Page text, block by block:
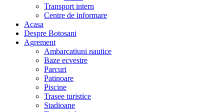
Transport intern
Centre de informare
Acasa
Despre Botosani
Agrement
Ambarcatiuni nautice
Baze ecvestre
Parcuri
Patinoare
Piscine
Trasee turistice
Stadioane